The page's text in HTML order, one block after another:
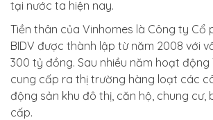
tại nước ta hiện nay.
Tiền thân của Vinhomes là Công ty Cổ
BIDV được thành lập từ năm 2008 với
300 tỷ đồng. Sau nhiều năm hoạt động
cung cấp ra thị trường hàng loạt các
động sản khu đô thị, căn hộ, chung cư,
cấp.